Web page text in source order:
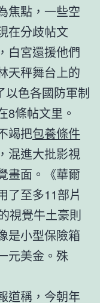
焦點，一些空
在分歧帖文
白宮還援他們
天秤舞台上的
以色各國防軍制
8條帖文里。
竭把包養條件
混進大批影視
畫面。《華爾
了至多11部片
視覺牛土豪則
是小型保險箱
元美金。殊
道稱，今朝年